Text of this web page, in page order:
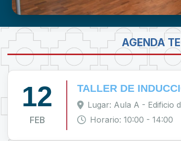
GABINETE DE FISIOTERAPIA
AGENDA
12
FEB
TALLER DE
Lugar: Aula A - Edificio
Horario: 10:00 - 14:00